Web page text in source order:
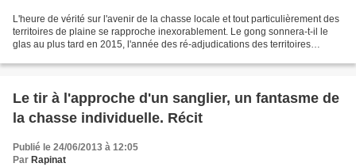
L'heure de vérité sur l'avenir de la chasse locale et tout particulièrement des
territoires de plaine se rapproche inexorablement. Le gong sonnera-t-il le
glas au plus tard en 2015, l'année des ré-adjudications des territoires
Le tir à l'approche d'un sanglier, un fantasme de
la chasse individuelle. Récit
Publié le 24/06/2013 à 12:05
Par Rapinat